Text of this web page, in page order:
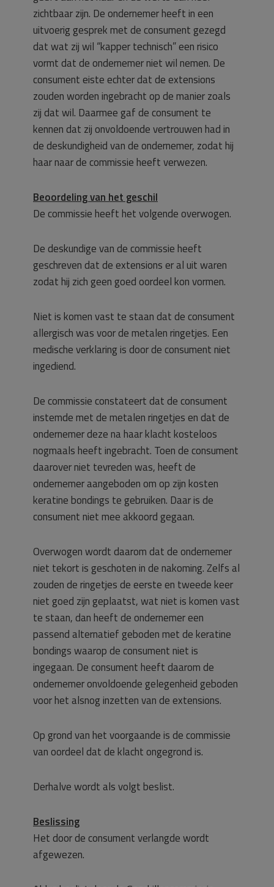
zichtbaar zijn. De ondernemer heeft in een
uitvoerig gesprek met de consument gezegd
dat wat zij wil “kapper technisch” een risico
vormt dat de ondernemer niet wil nemen. De
consument eiste echter dat de extensions
zouden worden ingebracht op de manier zoals
zij dat wil. Daarmee gaf de consument te
kennen dat zij onvoldoende vertrouwen had in
de deskundigheid van de ondernemer, zodat hij
haar naar de commissie heeft verwezen.
Beoordeling van het geschil
De commissie heeft het volgende overwogen.
De deskundige van de commissie heeft
geschreven dat de extensions er al uit waren
zodat hij zich geen goed oordeel kon vormen.
Niet is komen vast te staan dat de consument
allergisch was voor de metalen ringetjes. Een
medische verklaring is door de consument niet
ingediend.
De commissie constateert dat de consument
instemde met de metalen ringetjes en dat de
ondernemer deze na haar klacht kosteloos
nogmaals heeft ingebracht. Toen de consument
daarover niet tevreden was, heeft de
ondernemer aangeboden om op zijn kosten
keratine bondings te gebruiken. Daar is de
consument niet mee akkoord gegaan.
Overwogen wordt daarom dat de ondernemer
niet tekort is geschoten in de nakoming. Zelfs al
zouden de ringetjes de eerste en tweede keer
niet goed zijn geplaatst, wat niet is komen vast
te staan, dan heeft de ondernemer een
passend alternatief geboden met de keratine
bondings waarop de consument niet is
ingegaan. De consument heeft daarom de
ondernemer onvoldoende gelegenheid geboden
voor het alsnog inzetten van de extensions.
Op grond van het voorgaande is de commissie
van oordeel dat de klacht ongegrond is.
Derhalve wordt als volgt beslist.
Beslissing
Het door de consument verlangde wordt
afgewezen.